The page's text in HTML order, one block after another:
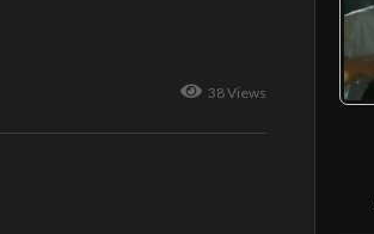
38 Views